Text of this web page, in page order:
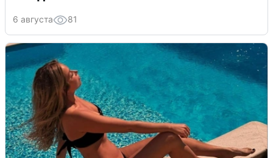
6 августа 81